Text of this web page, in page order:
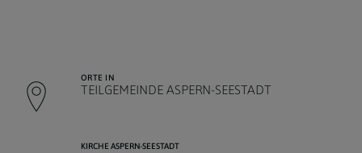
ORTE IN
TEILGEMEINDE ASPERN-SEESTADT
KIRCHE ASPERN-SEESTADT